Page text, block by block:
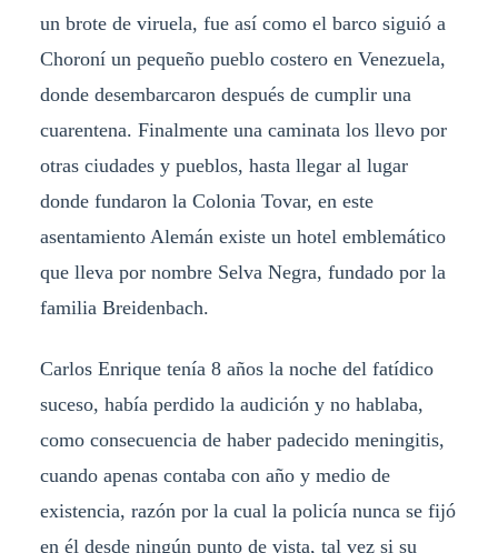
un brote de viruela, fue así como el barco siguió a
Choroní un pequeño pueblo costero en Venezuela,
donde desembarcaron después de cumplir una
cuarentena. Finalmente una caminata los llevo por
otras ciudades y pueblos, hasta llegar al lugar
donde fundaron la Colonia Tovar, en este
asentamiento Alemán existe un hotel emblemático
que lleva por nombre Selva Negra, fundado por la
familia Breidenbach.
Carlos Enrique tenía 8 años la noche del fatídico
suceso, había perdido la audición y no hablaba,
como consecuencia de haber padecido meningitis,
cuando apenas contaba con año y medio de
existencia, razón por la cual la policía nunca se fijó
en él desde ningún punto de vista, tal vez si su